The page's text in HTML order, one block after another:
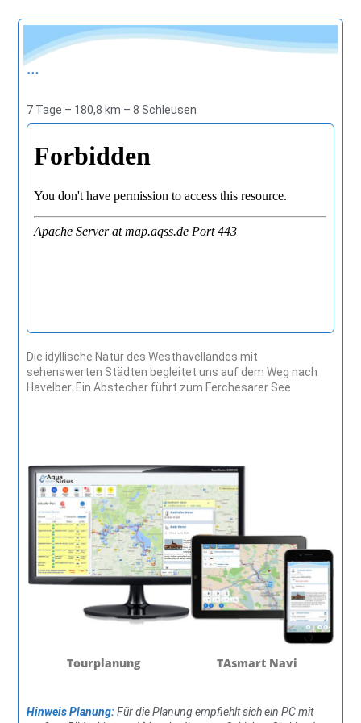
…
7 Tage – 180,8 km –8 Schleusen
Die idyllische Natur des Westhavellandes mit
sehenswerten Städten begleitet uns auf dem Weg nach
Havelber. Ein Abstecher führt zum Ferchesarer See
Tourplanung TAsmart Navi
Hinweis Planung:Für die Planung empfiehlt sich ein PC mit